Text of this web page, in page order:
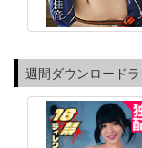
週間ダウンロード